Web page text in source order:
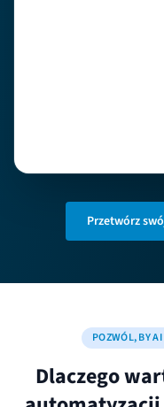
Przetwórz
POZWÓL, BY
Dlaczego